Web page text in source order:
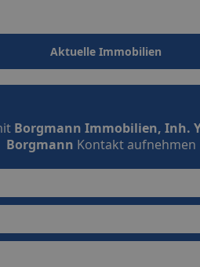
Aktuelle Immobilien
Borgmann Immobilien, Inh.
Borgmann Kontakt aufnehmen